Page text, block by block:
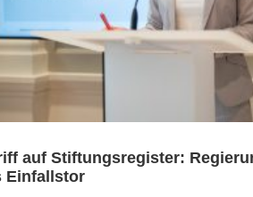
auf Stiftungsregister:
Einfallstor